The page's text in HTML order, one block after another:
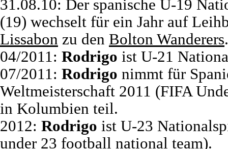
31.08.10: Der spanische U-19
(19) wechselt für ein Jahr auf
Lissabon zu den Bolton Wanderers.
04/2011: Rodrigo ist U-21
07/2011: Rodrigo nimmt für
Weltmeisterschaft 2011 (FIFA
in Kolumbien teil.
2012: Rodrigo ist U-23
under 23 football national team).